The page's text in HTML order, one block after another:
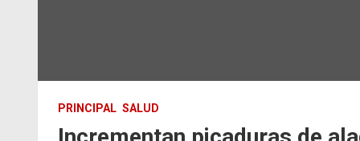
PRINCIPAL SALUD